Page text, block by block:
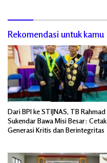
Rekomendasi untuk kamu
Dari BPI ke STIJNAS, TB Rahmad
Sukendar Bawa Misi Besar: Cetak
Generasi Kritis dan Berintegritas